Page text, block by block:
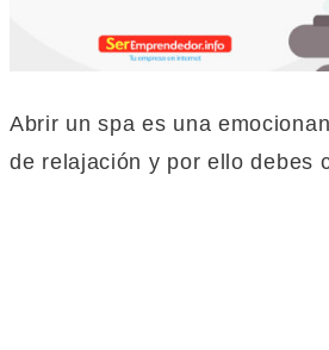
Abrir un spa es una
de relajación y por ello debes